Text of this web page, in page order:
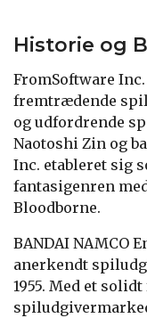
Historie og
FromSoftware
fremtrædende
og udfordrende
Naotoshi Zin og
Inc. etableret sig
fantasigenren
Bloodborne.
BANDAI NAMCO
anerkendt
1955. Med et